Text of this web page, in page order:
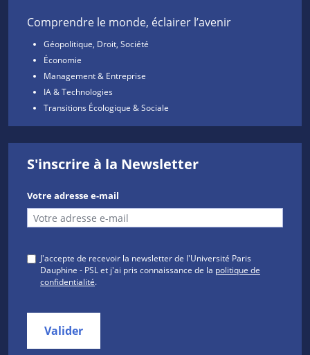
Comprendre le monde, éclairer l’avenir
Géopolitique, Droit, Société
Économie
Management & Entreprise
IA & Technologies
Transitions Écologique & Sociale
S'inscrire à la Newsletter
Votre adresse e-mail
J'accepte de recevoir la newsletter de l'Université Paris
Dauphine - PSL et j'ai pris connaissance de la politique de
confidentialité.
Valider